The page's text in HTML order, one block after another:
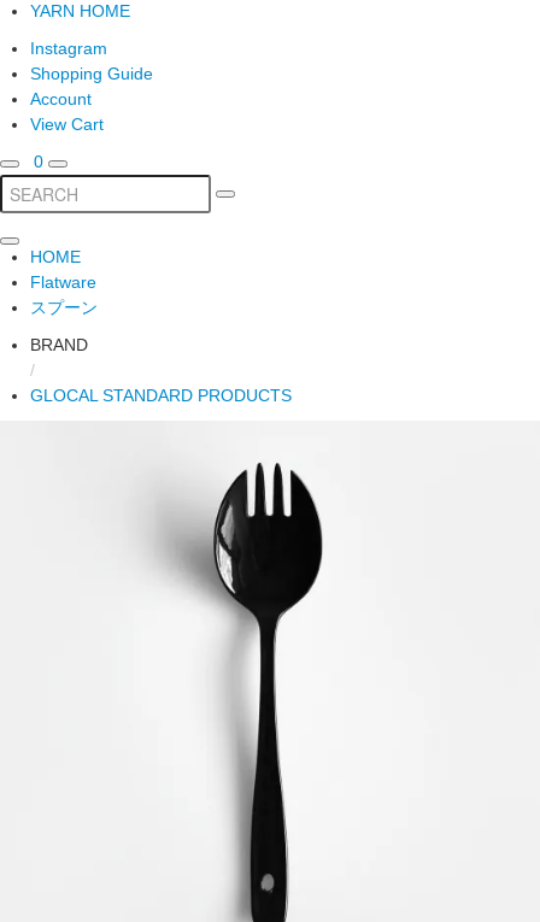
YARN HOME
Instagram
Shopping Guide
Account
View Cart
0
HOME
Flatware
スプーン
BRAND
/
GLOCAL STANDARD PRODUCTS